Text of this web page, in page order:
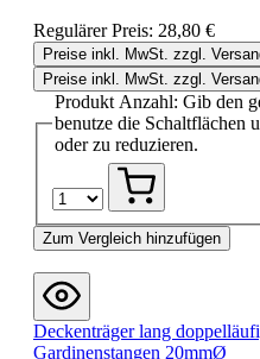
Regulärer Preis: 28,80 €
Preise inkl. MwSt. zzgl.
Preise inkl. MwSt. zzgl.
Produkt Anzahl: Gib den
benutze die Schaltflächen
oder zu reduzieren.
Zum Vergleich hinzufügen
Deckenträger lang
Gardinenstangen 20mmØ